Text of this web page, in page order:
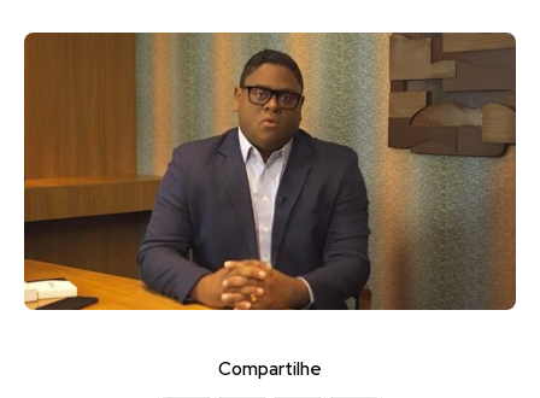
Compartilhe